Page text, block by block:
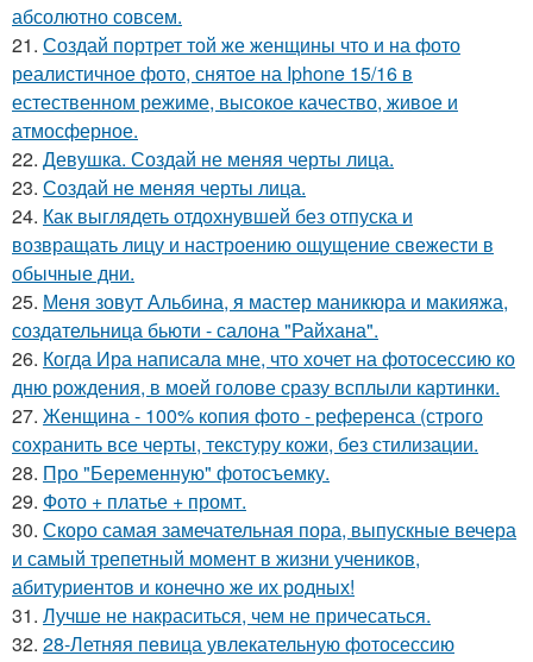
абсолютно совсем.
21. Создай портрет той же женщины что и на фото
реалистичное фото, снятое на Iphone 15/16 в
естественном режиме, высокое качество, живое и
атмосферное.
22. Девушка. Создай не меняя черты лица.
23. Создай не меняя черты лица.
24. Как выглядеть отдохнувшей без отпуска и
возвращать лицу и настроению ощущение свежести в
обычные дни.
25. Меня зовут Альбина, я мастер маникюра и макияжа,
создательница бьюти - салона "Райхана".
26. Когда Ира написала мне, что хочет на фотосессию ко
дню рождения, в моей голове сразу всплыли картинки.
27. Женщина - 100% копия фото - референса (строго
сохранить все черты, текстуру кожи, без стилизации.
28. Про "Беременную" фотосъемку.
29. Фото + платье + промт.
30. Скоро самая замечательная пора, выпускные вечера
и самый трепетный момент в жизни учеников,
абитуриентов и конечно же их родных!
31. Лучше не накраситься, чем не причесаться.
32. 28-Летняя певица увлекательную фотосессию